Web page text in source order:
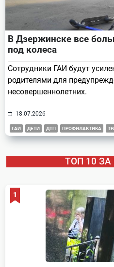
В Дзержинске все
под колеса
Сотрудники ГАИ будут
родителями для
несовершеннолетних.
18.07.2026
ГАИ ДЕТИ ДТП ПРОФИЛАКТИКА
ТОП 10